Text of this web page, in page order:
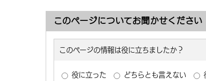
このページについてお聞かせください